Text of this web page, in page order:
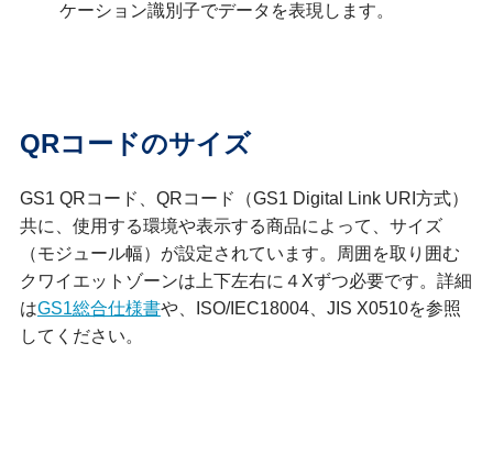
ケーション識別子でデータを表現します。
QRコードのサイズ
GS1 QRコード、QRコード（GS1 Digital Link URI方式）
共に、使用する環境や表示する商品によって、サイズ
（モジュール幅）が設定されています。周囲を取り囲む
クワイエットゾーンは上下左右に４Xずつ必要です。詳細
はGS1総合仕様書や、ISO/IEC18004、JIS X0510を参照
してください。